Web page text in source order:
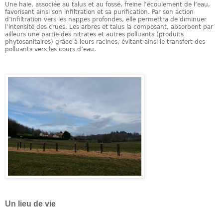
Une haie, associée au talus et au fossé, freine l’écoulement de l’eau,
favorisant ainsi son infiltration et sa purification. Par son action
d’infiltration vers les nappes profondes, elle permettra de diminuer
l’intensité des crues. Les arbres et talus la composant, absorbent par
ailleurs une partie des nitrates et autres polluants (produits
phytosanitaires) grâce à leurs racines, évitant ainsi le transfert des
polluants vers les cours d’eau.
Un lieu de vie